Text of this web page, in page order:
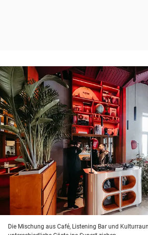
Die Mischung aus Café, Listening Bar und